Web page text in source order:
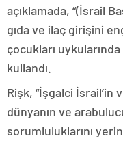
açıklamada, “(İsrail
gıda ve ilaç girişini
çocukları
kullandı.
Rişk, “İşgalci İsrail’in
dünyanın ve
sorumluluklarını